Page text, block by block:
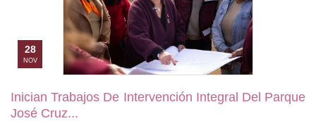
28
NOV
Inician Trabajos De Intervención Integral Del Parque
José Cruz...